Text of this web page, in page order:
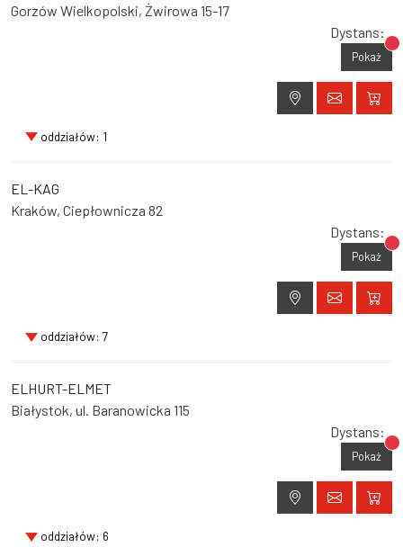
Gorzów Wielkopolski, Żwirowa 15-17
Dystans:
Pokaż
oddziałów: 1
EL-KAG
Kraków, Ciepłownicza 82
Dystans:
Pokaż
oddziałów: 7
ELHURT-ELMET
Białystok, ul. Baranowicka 115
Dystans:
Pokaż
oddziałów: 6